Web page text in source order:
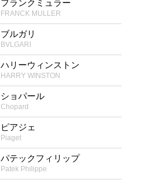
フランクミュラー
FRANCK MULLER
ブルガリ
BVLGARI
ハリーウィンストン
HARRY WINSTON
ショパール
Chopard
ピアジェ
Piaget
パテックフィリップ
Patek Philippe